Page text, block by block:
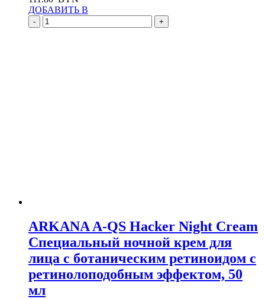
ДОБАВИТЬ В
- +
ARKANA A-QS Hacker Night Cream
Специальный ночной крем для
лица с ботаническим ретиноидом с
ретинолоподобным эффектом, 50
мл